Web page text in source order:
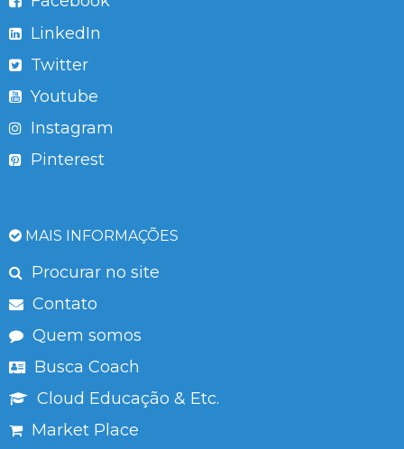
LinkedIn
Twitter
Youtube
Instagram
Pinterest
MAIS INFORMAÇÕES
Procurar no site
Contato
Quem somos
Busca Coach
Cloud Educação & Etc.
Market Place